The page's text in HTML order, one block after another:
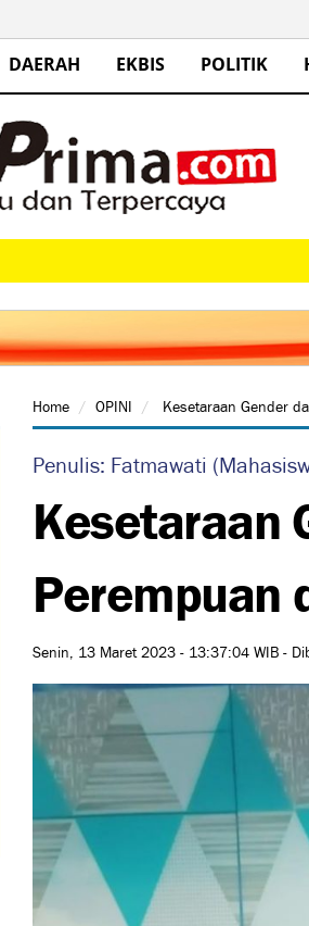
DAERAH EKBIS POLITIK
Home OPINI Kesetaraan Gender
Penulis: Fatmawati
Kesetaraan
Perempuan
Senin, 13 Maret 2023 - 13:37:04 WIB -